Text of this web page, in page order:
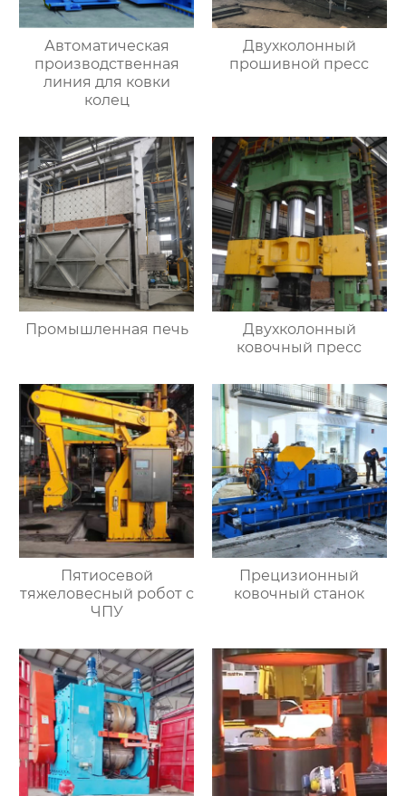
Автоматическая
производственная
линия для ковки
колец
Двухколонный
прошивной пресс
Промышленная печь
Двухколонный
ковочный пресс
Пятиосевой
тяжеловесный робот с
ЧПУ
Прецизионный
ковочный станок